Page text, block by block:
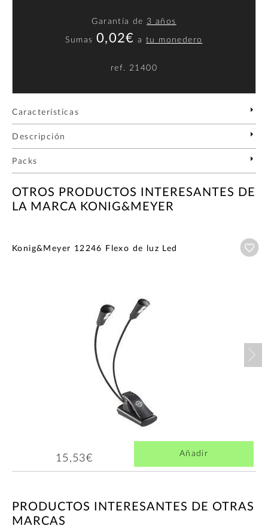
Garantía de 3 años
Sumas 0,02€ atu monedero
ref. 21400
Características
Descripción
Packs
OTROS PRODUCTOS INTERESANTES DE
LA MARCA KONIG&MEYER
Konig&Meyer 12246 Flexo de luz Led
15,53€ Añadir
PRODUCTOS INTERESANTES DE OTRAS
MARCAS